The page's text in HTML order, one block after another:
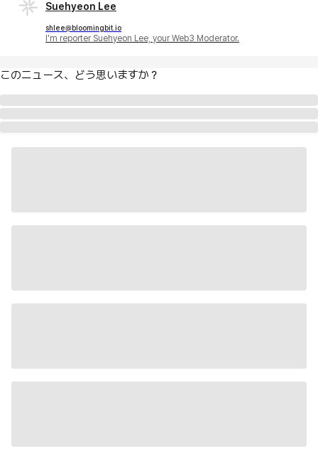
Suehyeon Lee
shlee@bloomingbit.io
I'm reporter Suehyeon Lee, your Web3 Moderator.
このニュース、どう思いますか？